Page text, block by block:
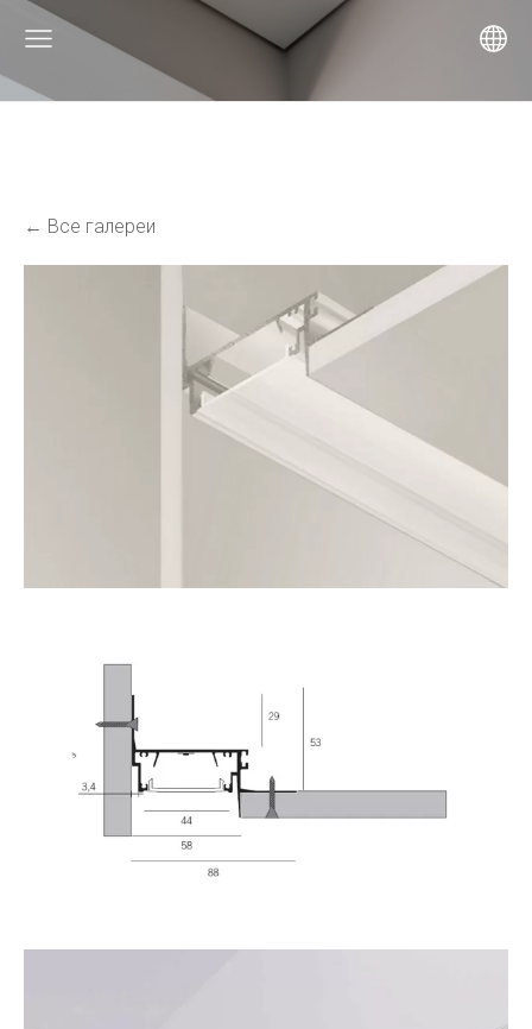
Все галереи